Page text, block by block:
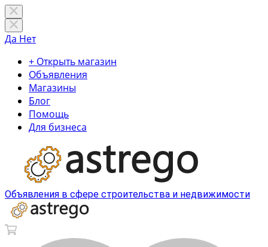
Да Нет
+ Открыть магазин
Объявления
Магазины
Блог
Помощь
Для бизнеса
Объявления в сфере строительства и недвижимости